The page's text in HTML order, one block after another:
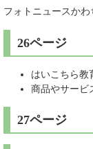
フォトニュースかわ
26ページ
はいこちら教
商品やサービ
27ページ